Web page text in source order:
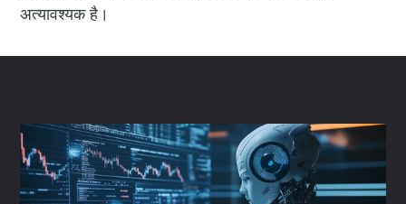
अत्यावश्यक है।